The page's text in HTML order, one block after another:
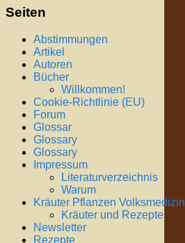
Seiten
Abstimmungen
Artikel
Autoren
Bücher
Willkommen!
Cookie-Richtlinie (EU)
Forum
Glossar
Glossary
Glossary
Impressum
Literaturverzeichnis
Warum
Kräuter Pflanzen Volksmedizin
Kräuter und Rezepte
Newsletter
Rezepte